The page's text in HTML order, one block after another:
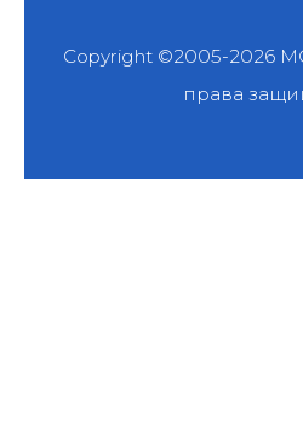
Copyright ©2005-2026
права